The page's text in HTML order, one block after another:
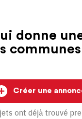
donne
communes
Créer une
ont déjà trouvé